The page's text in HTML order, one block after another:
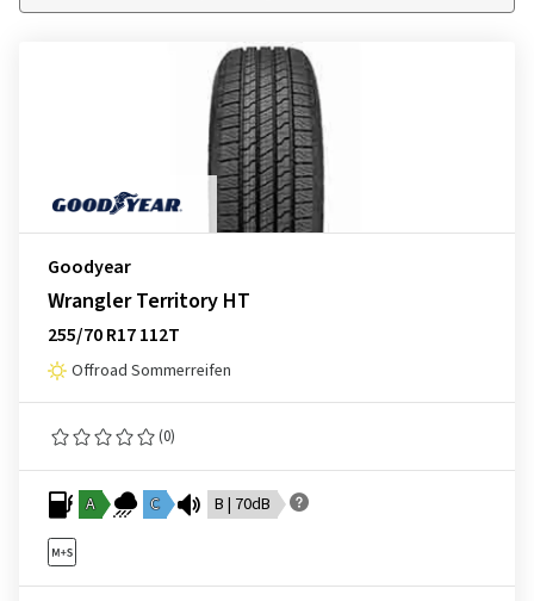
Goodyear
Wrangler Territory HT
255/70 R17 112T
Offroad Sommerreifen
(0)
A C B | 70dB